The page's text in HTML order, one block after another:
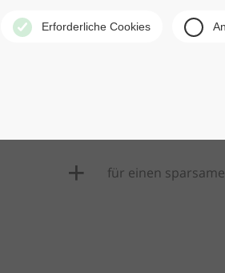
Erforderliche Cookies
für echte
für eine
für einen